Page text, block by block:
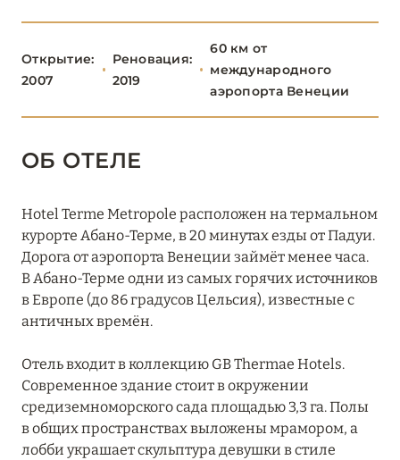
ВЕНЕЦИЯ
ВИЧЕНЦА
КОРТИНА Д'АМПЕЦЦО 0
ЛИДО-ДИ-ЕЗОЛО 0
МОНТЕГРОТТО
ДОЛОМИТОВЫЕ АЛЬПЫ
Открытие:
2007
Реновация:
2019
60 км от
международного
аэропорта Венеции
ОБ ОТЕЛЕ
Hotel Terme Metropole расположен на термальном
курорте Абано-Терме, в 20 минутах езды от Падуи.
Дорога от аэропорта Венеции займёт менее часа.
В Абано-Терме одни из самых горячих источников
в Европе (до 86 градусов Цельсия), известные с
античных времён.
Отель входит в коллекцию GB Thermae Hotels.
Современное здание стоит в окружении
средиземноморского сада площадью 3,3 га. Полы
в общих пространствах выложены мрамором, а
лобби украшает скульптура девушки в стиле